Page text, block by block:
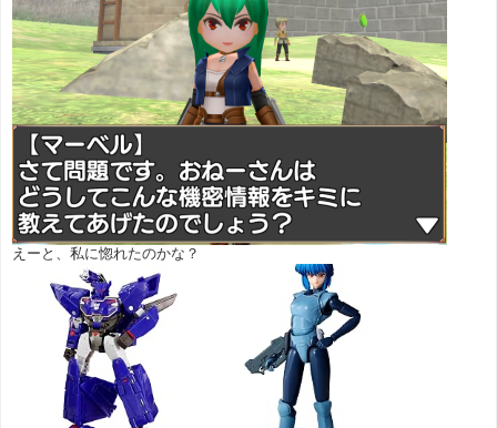
えーと、私に惚れたのかな？